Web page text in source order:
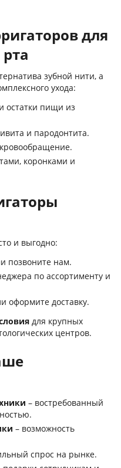
для
зубной нити, а
ухода:
остатки пищи из
и пародонтита.
коронками и
и выгодно:
позвоните нам.
по ассортименту и
оформите доставку.
для крупных
центров.
– востребованный
– возможность
спрос на рынке.